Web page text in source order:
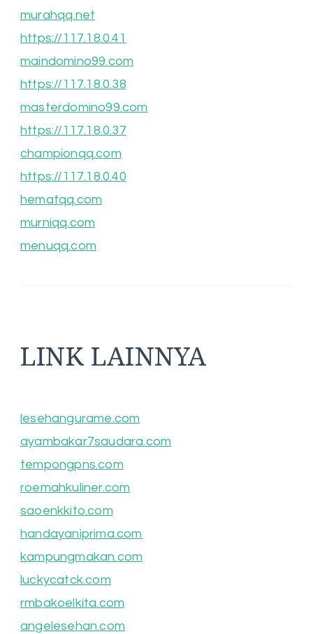
murahqq.net
https://117.18.0.41
maindomino99.com
https://117.18.0.38
masterdomino99.com
https://117.18.0.37
championqq.com
https://117.18.0.40
hematqq.com
murniqq.com
menuqq.com
LINK LAINNYA
lesehangurame.com
ayambakar7saudara.com
tempongpns.com
roemahkuliner.com
saoenkkito.com
handayaniprima.com
kampungmakan.com
luckycatck.com
rmbakoelkita.com
angelesehan.com